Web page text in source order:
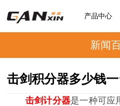
产品中心
新闻
击剑积分器多少钱
击剑计分器是一种可应